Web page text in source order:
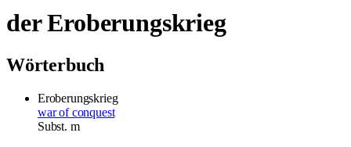
der Eroberungskrieg
Wörterbuch
Eroberungskrieg
war of conquest
Subst. m